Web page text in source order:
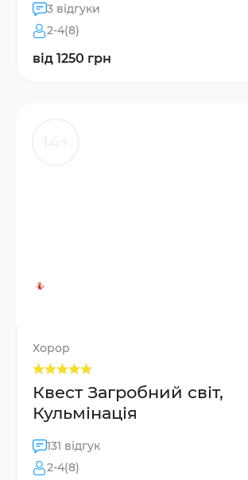
3 відгуки
2-4(8)
від 1250 грн
Хорор
Квест Загробний світ,
Кульмінація
131 відгук
2-4(8)